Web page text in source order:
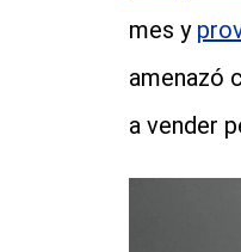
mes y
amenazó
a vender